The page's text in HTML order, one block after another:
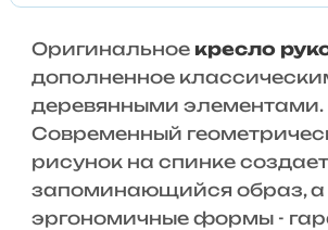
Оригинальноекресло
дополненное
деревянными элементами.
Современный
рисунок на спинке создает
запоминающийся образ, а
эргономичные формы -